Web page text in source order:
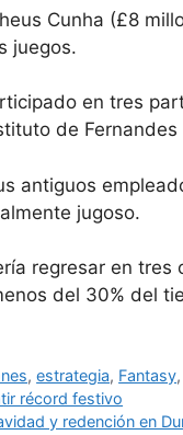
Cunha (£8
juegos.
en tres
de
antiguos
jugoso.
regresar en
del 30% del
,estrategia, Fantasy,
récord festivo
y redención en